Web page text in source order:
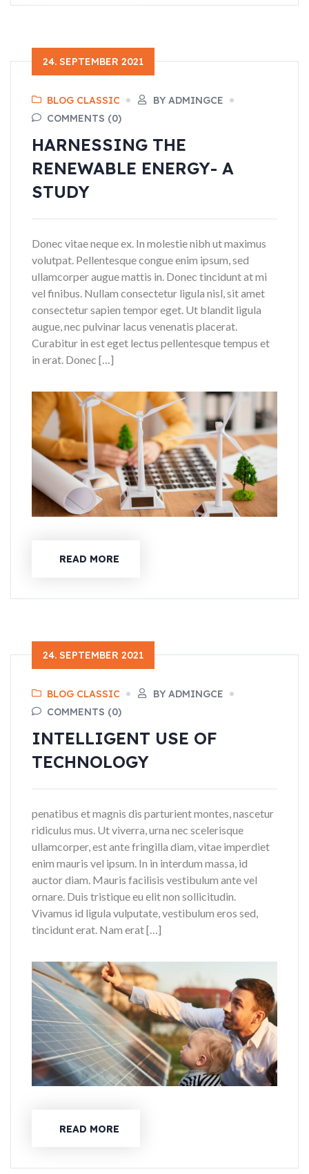
24. SEPTEMBER 2021
BLOG CLASSIC
BY ADMINGCE
COMMENTS (0)
HARNESSING THE
RENEWABLE ENERGY- A
STUDY
Donec vitae neque ex. In molestie nibh ut maximus
volutpat. Pellentesque congue enim ipsum, sed
ullamcorper augue mattis in. Donec tincidunt at mi
vel finibus. Nullam consectetur ligula nisl, sit amet
consectetur sapien tempor eget. Ut blandit ligula
augue, nec pulvinar lacus venenatis placerat.
Curabitur in est eget lectus pellentesque tempus et
in erat. Donec […]
READ MORE
24. SEPTEMBER 2021
BLOG CLASSIC
BY ADMINGCE
COMMENTS (0)
INTELLIGENT USE OF
TECHNOLOGY
penatibus et magnis dis parturient montes, nascetur
ridiculus mus. Ut viverra, urna nec scelerisque
ullamcorper, est ante fringilla diam, vitae imperdiet
enim mauris vel ipsum. In in interdum massa, id
auctor diam. Mauris facilisis vestibulum ante vel
ornare. Duis tristique eu elit non sollicitudin.
Vivamus id ligula vulputate, vestibulum eros sed,
tincidunt erat. Nam erat […]
READ MORE